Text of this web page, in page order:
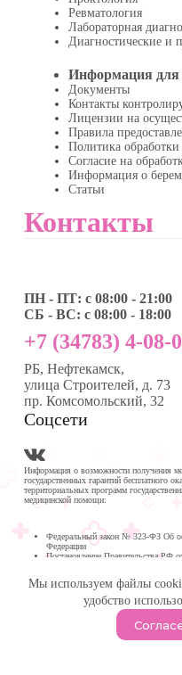
Мы используем файлы
удобство
Ревматология
Лабораторная
Диагностические и
Информация для
Документы
Контакты
Лицензии на
Правила
Политика
Согласие на
Информация о
Статьи
Контакты
ПН - ПТ: с 08:00 - 21:00
СБ - ВС: с 08:00 - 18:00
+7 (34783) 4-08-
РБ, Нефтекамск,
улица Строителей, д. 73
пр. Комсомольский, 32
Соцсети
Информация о возможности получения
государственных гарантий бесплатного
территориальных программ
медицинской помощи:
Федеральный закон № 323-ФЗ Об
Федерации
Постановление Правительства РФ
Программа государственных
Республике Башкортостан на 2024
Медика Плюс
|